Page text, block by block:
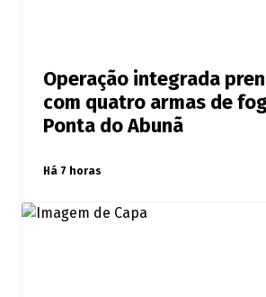
Operação integrada
com quatro armas de
Ponta do Abunã
Há 7 horas